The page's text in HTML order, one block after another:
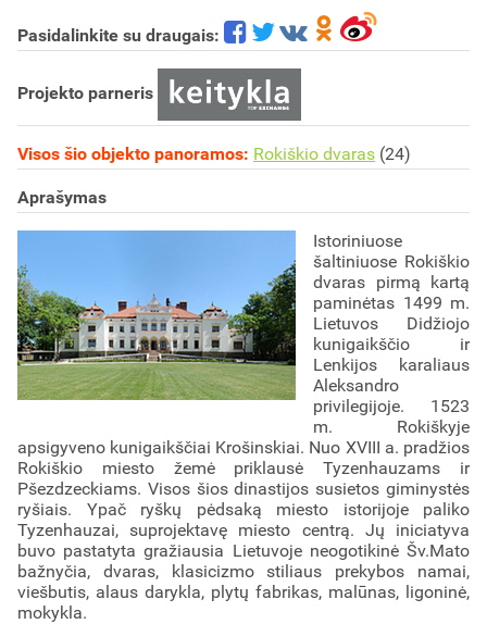
Pasidalinkite su draugais:
Projekto parneris
Visos šio objekto panoramos: Rokiškio dvaras (24)
Aprašymas
Istoriniuose
šaltiniuose Rokiškio
dvaras pirmą kartą
paminėtas 1499 m.
Lietuvos Didžiojo
kunigaikščio ir
Lenkijos karaliaus
Aleksandro
privilegijoje. 1523
m. Rokiškyje
apsigyveno kunigaikščiai Krošinskiai. Nuo XVIII a. pradžios
Rokiškio miesto žemė priklausė Tyzenhauzams ir
Pšezdzeckiams. Visos šios dinastijos susietos giminystės
ryšiais. Ypač ryškų pėdsaką miesto istorijoje paliko
Tyzenhauzai, suprojektavę miesto centrą. Jų iniciatyva
buvo pastatyta gražiausia Lietuvoje neogotikinė Šv.Mato
bažnyčia, dvaras, klasicizmo stiliaus prekybos namai,
viešbutis, alaus darykla, plytų fabrikas, malūnas, ligoninė,
mokykla.